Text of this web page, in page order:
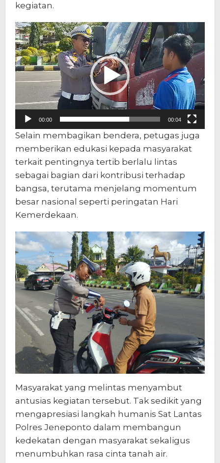
kegiatan.
Pemutar
Video
00:00 00:04
Selain membagikan bendera, petugas juga
memberikan edukasi kepada masyarakat
terkait pentingnya tertib berlalu lintas
sebagai bagian dari kontribusi terhadap
bangsa, terutama menjelang momentum
besar nasional seperti peringatan Hari
Kemerdekaan.
Masyarakat yang melintas menyambut
antusias kegiatan tersebut. Tak sedikit yang
mengapresiasi langkah humanis Sat Lantas
Polres Jeneponto dalam membangun
kedekatan dengan masyarakat sekaligus
menumbuhkan rasa cinta tanah air.